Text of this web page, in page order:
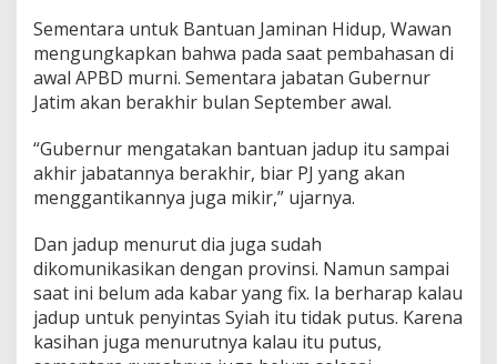
Sementara untuk Bantuan Jaminan Hidup, Wawan
mengungkapkan bahwa pada saat pembahasan di
awal APBD murni. Sementara jabatan Gubernur
Jatim akan berakhir bulan September awal.
“Gubernur mengatakan bantuan jadup itu sampai
akhir jabatannya berakhir, biar PJ yang akan
menggantikannya juga mikir,” ujarnya.
Dan jadup menurut dia juga sudah
dikomunikasikan dengan provinsi. Namun sampai
saat ini belum ada kabar yang fix. Ia berharap kalau
jadup untuk penyintas Syiah itu tidak putus. Karena
kasihan juga menurutnya kalau itu putus,